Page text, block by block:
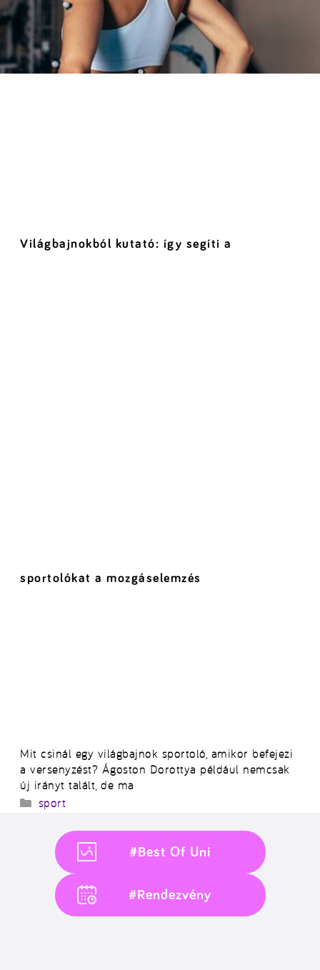
Világbajnokból kutató: így segíti a
sportolókat a mozgáselemzés
Mit csinál egy világbajnok sportoló, amikor befejezi
a versenyzést? Ágoston Dorottya például nemcsak
új irányt talált, de ma
Kategória
sport
#Best Of Uni
#Rendezvény